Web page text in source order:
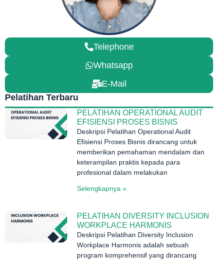
Telephone
Whatsapp
E-Mail
Pelatihan Terbaru
PELATIHAN OPERATIONAL AUDIT
EFISIENSI PROSES BISNIS
Deskripsi Pelatihan Operational Audit
Efisiensi Proses Bisnis dirancang untuk
memberikan pemahaman mendalam dan
keterampilan praktis kepada para
profesional dalam melakukan
Selengkapnya »
PELATIHAN DIVERSITY INCLUSION
WORKPLACE HARMONIS
Deskripsi Pelatihan Diversity Inclusion
Workplace Harmonis adalah sebuah
program komprehensif yang dirancang